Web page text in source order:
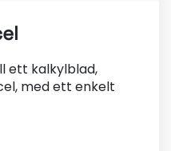
ett kalkylblad,
med ett enkelt